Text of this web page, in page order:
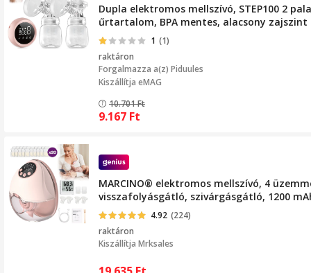
Dupla elektromos mellszívó, STEP100 2
űrtartalom, BPA mentes, alacsony zajszint
1 (1)
raktáron
Forgalmazza a(z) Piduules
Kiszállítja eMAG
10.701Ft
9.167 Ft
MARCINO® elektromos mellszívó, 4
visszafolyásgátló, szivárgásgátló, 1200
4.92 (224)
raktáron
Kiszállítja Mrksales